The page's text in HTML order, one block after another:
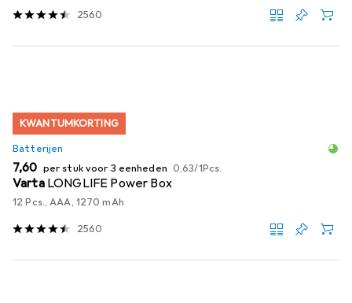
2560
KWANTUMKORTING
Batterijen
EUR
7,60 per stuk voor 3 eenheden EUR
0,63/1Pcs.
Varta LONGLIFE Power Box
12 Pcs., AAA, 1270 mAh
2560